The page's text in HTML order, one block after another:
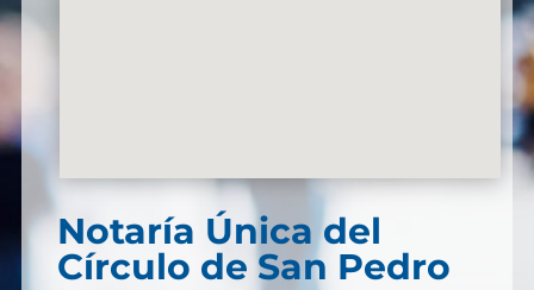
Notaría Única del
Círculo de San Pedro